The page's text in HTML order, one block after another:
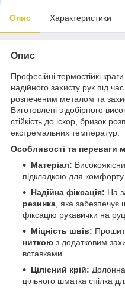
Опис Характеристики
Опис
Професійні термостійкі краги
надійного захисту рук під
розпеченим металом та
Виготовлені з добірного
стійкість до іскор, бризок
екстремальних температур.
Особливості та переваги
Матеріал:
підкладкою для комфорту
Надійна фіксація: На
резинка , яка
фіксацію рукавички на
Міцність швів:
ниткою з додатковим
вставками.
Цілісний крій:
цільного шматка спілка